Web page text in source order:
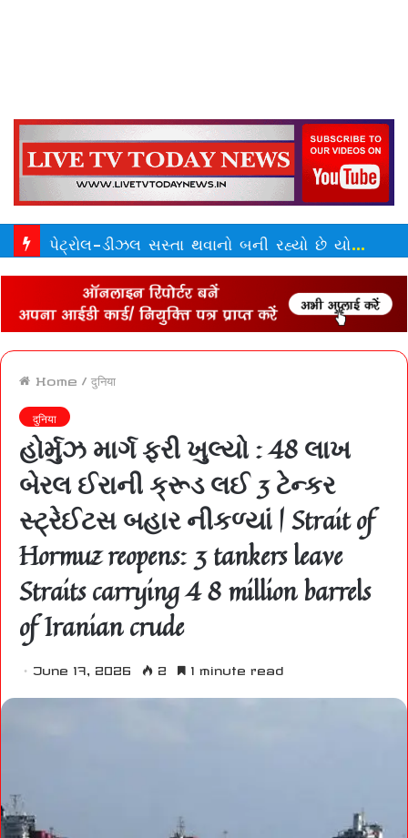
Home / दुनिया
दुनिया
હોર્મુઝ માર્ગ ફરી ખુલ્યો : 48 લાખ
બેરલ ઈરાની ક્રૂડ લઈ 3 ટેન્કર
સ્ટ્રેઈટસ બહાર નીકળ્યાં | Strait of
Hormuz reopens: 3 tankers leave
Straits carrying 4 8 million barrels
of Iranian crude
June 17, 2026 2 1 minute read